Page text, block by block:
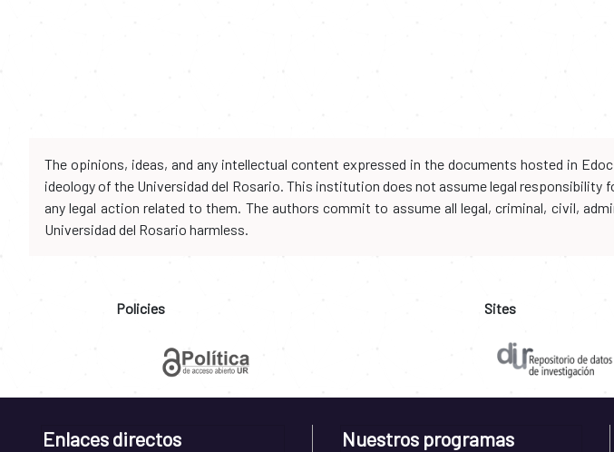
The opinions, ideas, and any intellectual content expressed in the documents hosted in
ideology of the Universidad del Rosario. This institution does not assume legal
any legal action related to them. The authors commit to assume all legal, criminal, civil,
Universidad del Rosario harmless.
Policies Sites
Enlaces directos Nuestros programas